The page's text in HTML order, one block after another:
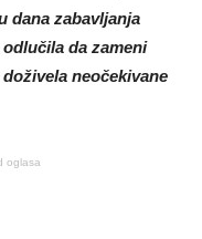
dana zabavljanja
da zameni
neočekivane
oglasa